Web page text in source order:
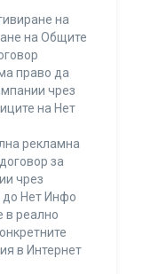
на
на Общите
право да
чрез
на Нет
рекламна
за
чрез
до Нет Инфо
в реално
в Интернет